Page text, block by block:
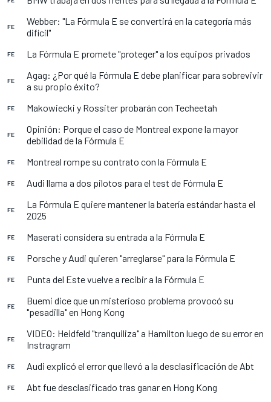
FE
Webber: "La Fórmula E se convertirá en la categoría más
difícil"
FE La Fórmula E promete "proteger" a los equipos privados
FE
Agag: ¿Por qué la Fórmula E debe planificar para sobrevivir
a su propio éxito?
FE Makowiecki y Rossiter probarán con Techeetah
FE
Opinión: Porque el caso de Montreal expone la mayor
debilidad de la Fórmula E
FE Montreal rompe su contrato con la Fórmula E
FE Audi llama a dos pilotos para el test de Fórmula E
FE
La Fórmula E quiere mantener la batería estándar hasta el
2025
FE Maserati considera su entrada a la Fórmula E
FE Porsche y Audi quieren "arreglarse" para la Fórmula E
FE Punta del Este vuelve a recibir a la Fórmula E
FE
Buemi dice que un misterioso problema provocó su
"pesadilla" en Hong Kong
FE
VIDEO: Heidfeld "tranquiliza" a Hamilton luego de su error en
Instragram
FE Audi explicó el error que llevó a la desclasificación de Abt
FE Abt fue desclasificado tras ganar en Hong Kong